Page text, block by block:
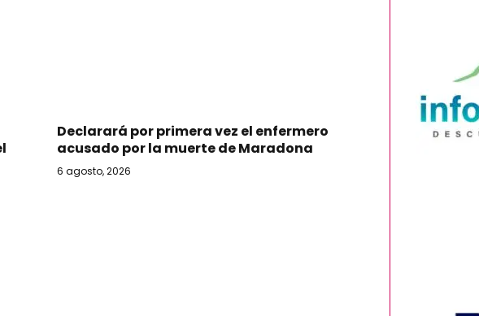
Declarará por primera vez el enfermero
acusado por la muerte de Maradona
6 agosto, 2026